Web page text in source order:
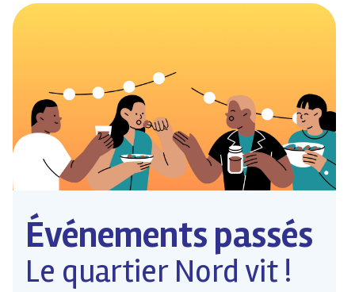
Événements passés
Le quartier Nord vit !